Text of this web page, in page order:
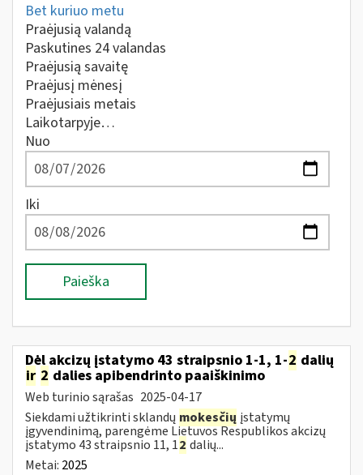
Bet kuriuo metu
Praėjusią valandą
Paskutines 24 valandas
Praėjusią savaitę
Praėjusį mėnesį
Praėjusiais metais
Laikotarpyje…
Nuo
Iki
Paieška
Dėl akcizų įstatymo 43 straipsnio 1-1, 1-2 dalių
ir 2 dalies apibendrinto paaiškinimo
Web turinio sąrašas 2025-04-17
Siekdami užtikrinti sklandų mokesčių įstatymų
įgyvendinimą, parengėme Lietuvos Respublikos akcizų
įstatymo 43 straipsnio 11, 12 dalių...
Metai: 2025